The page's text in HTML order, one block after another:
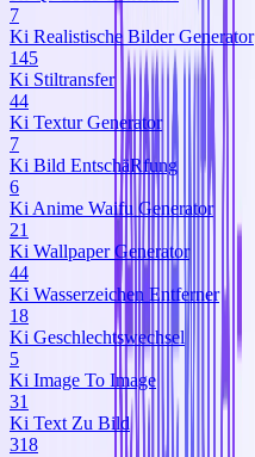
7
Ki Realistische Bilder Generator
145
Ki Stiltransfer
44
Ki Textur Generator
7
Ki Bild EntschäRfung
6
Ki Anime Waifu Generator
21
Ki Wallpaper Generator
44
Ki Wasserzeichen Entferner
18
Ki Geschlechtswechsel
5
Ki Image To Image
31
Ki Text Zu Bild
318